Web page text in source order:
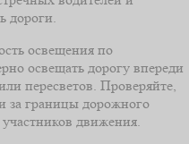
дороги.
освещения по
освещать дорогу впереди
пересветов. Проверяйте,
за границы дорожного
движения.